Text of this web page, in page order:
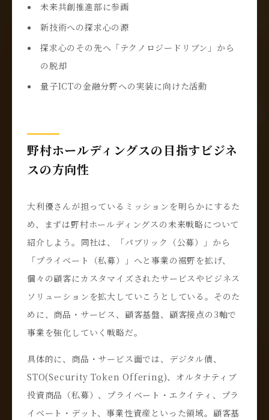
未来共創推進部に参画
新技術への探求心の源
探求心のその先へ「テクノロジードリブン」から
の脱却
量子ICTの金融分野への実装に向けた活動
野村ホールディングスの目指すビジネ
スの方向性
大利優さんが担っているミッションを明らかにするた
め、まずは野村ホールディングスの未来戦略について
紹介しよう。同社は、「パブリック（公募）」から
「プライベート（私募）」へと事業の裾野を拡げ、
個々の顧客にカスタマイズされたサービスやビジネス
ソリューションを拡大していこうとしている。そのた
めに、商品・サービス、顧客基盤、顧客接点の3軸で
事業を強化していく戦略だ。
具体的に、商品・サービス面では、デジタル債、
STO(Security Token Offering)、オルタナティブ
投資商品（私募）、プライベート・エクイティ、プラ
イベート・デット、事業性資産といった領域。顧客基